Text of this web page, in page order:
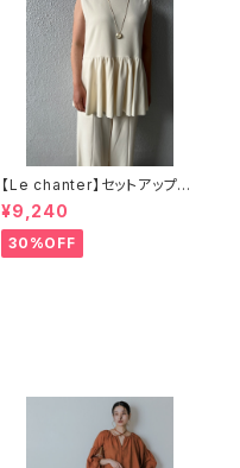
【Le chanter】セットアップ可
カットジョーゼットペプラムトッ
プス
¥9,240
30%OFF